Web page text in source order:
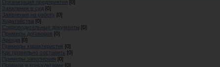
Организация предприятия [0]
Заявления в суд [0]
Заявления на работу [0]
Ходатайства [0]
Сопроводительные документы [0]
Примеры договоров [0]
Аренда [0]
Примеры характеристик [0]
Как правильно составить [0]
Примеры заполнения [0]
Правила и консультации [0]